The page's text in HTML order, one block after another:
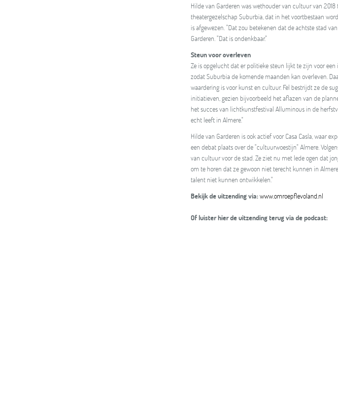
Hilde van Garderen was wethouder van cultuur van
theatergezelschap Suburbia, dat in het voortbestaan
is afgewezen. "Dat zou betekenen dat de achtste stad
Garderen. "Dat is ondenkbaar."
Steun voor overleven
Ze is opgelucht dat er politieke steun lijkt te zijn voor
zodat Suburbia de komende maanden kan overleven.
waardering is voor kunst en cultuur. Fel bestrijdt ze de
initiatieven, gezien bijvoorbeeld het aflazen van de
het succes van lichtkunstfestival Alluminous in de
echt leeft in Almere."
Hilde van Garderen is ook actief voor Casa Casla, waar
een debat plaats over de "cultuurwoestijn" Almere.
van cultuur voor de stad. Ze ziet nu met lede ogen dat
om te horen dat ze gewoon niet terecht kunnen in
talent niet kunnen ontwikkelen."
Bekijk de uitzending via:www.omroepflevoland.nl
Of luister hier de uitzending terug via de podcast: